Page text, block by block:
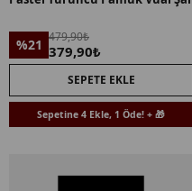
%21 479,90₺
379,90₺
SEPETE EKLE
Sepetine 4 Ekle, 1 Öde! + 🎁